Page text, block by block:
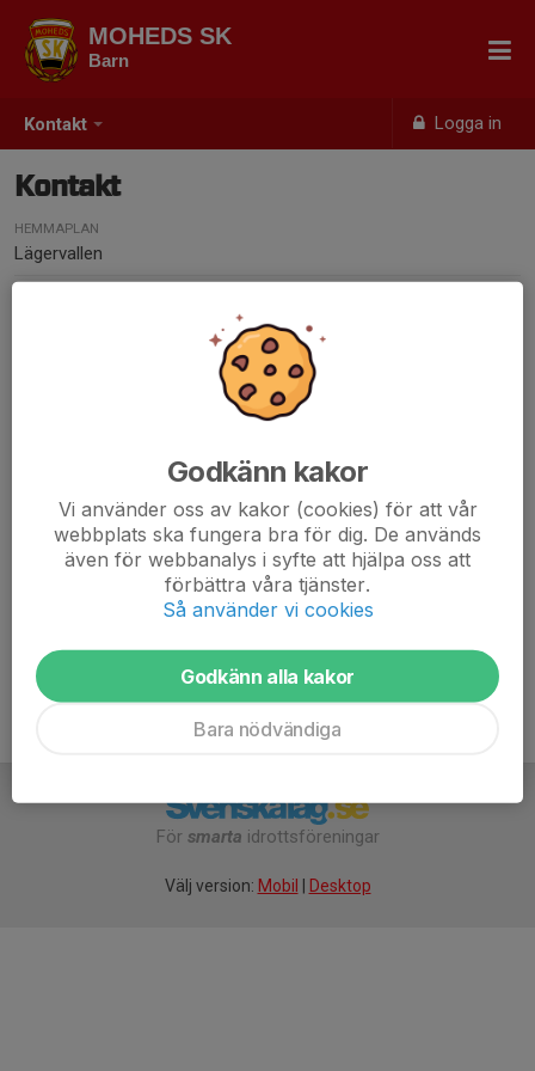
Kontakt Logga in
MOHEDS SK
Barn
Kontakt
HEMMAPLAN
Lägervallen
076-762 77 34
Magnus Flodin
Tränare
070-520 63 14
För smarta idrottsföreningar
Välj version: Mobil Desktop
Godkänn kakor
Vi använder oss av kakor (cookies) för att vår
webbplats ska fungera bra för dig. De används
även för webbanalys i syfte att hjälpa oss att
förbättra våra tjänster.
Så använder vi cookies
Godkänn alla kakor
Bara nödvändiga